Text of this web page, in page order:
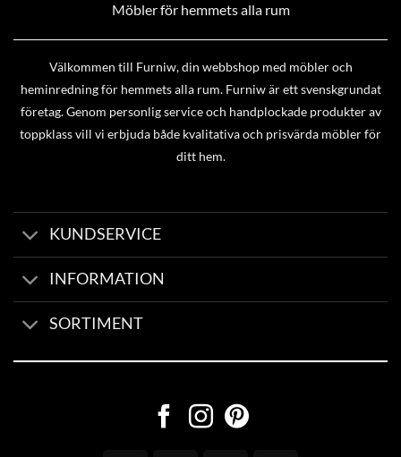
Möbler för hemmets alla rum
Välkommen till Furniw, din webbshop med möbler och
heminredning för hemmets alla rum. Furniw är ett svenskgrundat
företag. Genom personlig service och handplockade produkter av
toppklass vill vi erbjuda både kvalitativa och prisvärda möbler för
ditt hem.
KUNDSERVICE
INFORMATION
SORTIMENT